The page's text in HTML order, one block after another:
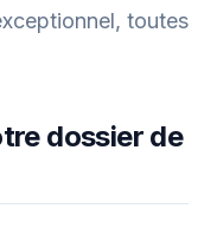
toutes
dossier de